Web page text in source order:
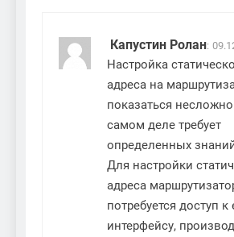
Капустин Ролан:
Настройка
адреса на
показаться
самом деле требует
определенных
Для настройки
адреса
потребуется доступ к
интерфейсу,